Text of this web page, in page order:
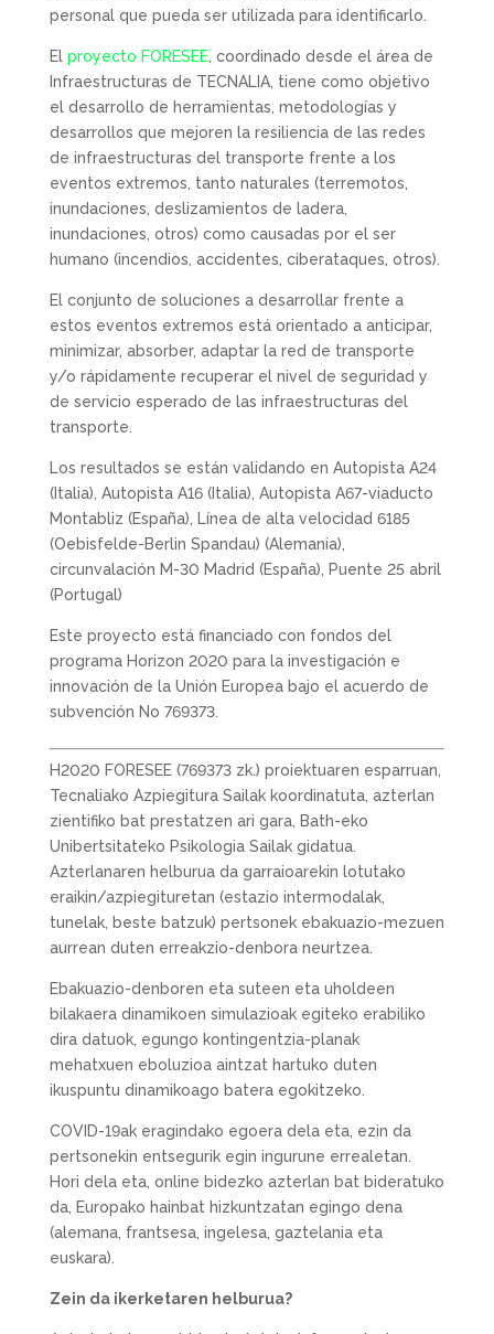
personal que pueda ser utilizada para identificarlo.
El proyecto FORESEE, coordinado desde el área de
Infraestructuras de TECNALIA, tiene como objetivo
el desarrollo de herramientas, metodologías y
desarrollos que mejoren la resiliencia de las redes
de infraestructuras del transporte frente a los
eventos extremos, tanto naturales (terremotos,
inundaciones, deslizamientos de ladera,
inundaciones, otros) como causadas por el ser
humano (incendios, accidentes, ciberataques, otros).
El conjunto de soluciones a desarrollar frente a
estos eventos extremos está orientado a anticipar,
minimizar, absorber, adaptar la red de transporte
y/o rápidamente recuperar el nivel de seguridad y
de servicio esperado de las infraestructuras del
transporte.
Los resultados se están validando en Autopista A24
(Italia), Autopista A16 (Italia), Autopista A67-viaducto
Montabliz (España), Línea de alta velocidad 6185
(Oebisfelde-Berlin Spandau) (Alemania),
circunvalación M-30 Madrid (España), Puente 25 abril
(Portugal)
Este proyecto está financiado con fondos del
programa Horizon 2020 para la investigación e
innovación de la Unión Europea bajo el acuerdo de
subvención No 769373.
H2020 FORESEE (769373 zk.) proiektuaren esparruan,
Tecnaliako Azpiegitura Sailak koordinatuta, azterlan
zientifiko bat prestatzen ari gara, Bath-eko
Unibertsitateko Psikologia Sailak gidatua.
Azterlanaren helburua da garraioarekin lotutako
eraikin/azpiegituretan (estazio intermodalak,
tunelak, beste batzuk) pertsonek ebakuazio-mezuen
aurrean duten erreakzio-denbora neurtzea.
Ebakuazio-denboren eta suteen eta uholdeen
bilakaera dinamikoen simulazioak egiteko erabiliko
dira datuok, egungo kontingentzia-planak
mehatxuen eboluzioa aintzat hartuko duten
ikuspuntu dinamikoago batera egokitzeko.
COVID-19ak eragindako egoera dela eta, ezin da
pertsonekin entsegurik egin ingurune errealetan.
Hori dela eta, online bidezko azterlan bat bideratuko
da, Europako hainbat hizkuntzatan egingo dena
(alemana, frantsesa, ingelesa, gaztelania eta
euskara).
Zein da ikerketaren helburua?